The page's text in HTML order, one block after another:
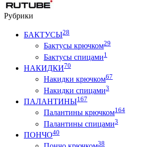
Рубрики
БАКТУСЫ28
Бактусы крючком29
Бактусы спицами1
НАКИДКИ70
Накидки крючком67
Накидки спицами3
ПАЛАНТИНЫ167
Палантины крючком164
Палантины спицами3
ПОНЧО40
38